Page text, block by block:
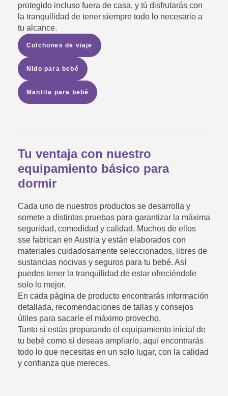
protegido incluso fuera de casa, y tú disfrutarás con
la tranquilidad de tener siempre todo lo necesario a
tu alcance.
Colchones de viaje
Nido para bebé
Mantita para bebé
Tu ventaja con nuestro
equipamiento básico para
dormir
Cada uno de nuestros productos se desarrolla y
somete a distintas pruebas para garantizar la máxima
seguridad, comodidad y calidad. Muchos de ellos
sse fabrican en Austria y están elaborados con
materiales cuidadosamente seleccionados, libres de
sustancias nocivas y seguros para tu bebé. Así
puedes tener la tranquilidad de estar ofreciéndole
solo lo mejor.
En cada página de producto encontrarás información
detallada, recomendaciones de tallas y consejos
útiles para sacarle el máximo provecho.
Tanto si estás preparando el equipamiento inicial de
tu bebé como si deseas ampliarlo, aquí encontrarás
todo lo que necesitas en un solo lugar, con la calidad
y confianza que mereces.